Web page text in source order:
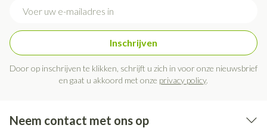
Inschrijven
Door op inschrijven te klikken, schrijft u zich in voor onze nieuwsbrief
en gaat u akkoord met onze privacy policy.
Neem contact met ons op